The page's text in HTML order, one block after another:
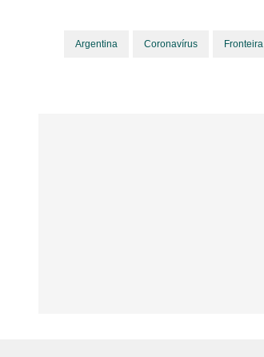
Argentina Coronavírus Fronteira